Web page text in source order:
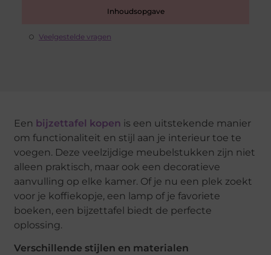
Inhoudsopgave
Veelgestelde vragen
Een bijzettafel kopen is een uitstekende manier
om functionaliteit en stijl aan je interieur toe te
voegen. Deze veelzijdige meubelstukken zijn niet
alleen praktisch, maar ook een decoratieve
aanvulling op elke kamer. Of je nu een plek zoekt
voor je koffiekopje, een lamp of je favoriete
boeken, een bijzettafel biedt de perfecte
oplossing.
Verschillende stijlen en materialen